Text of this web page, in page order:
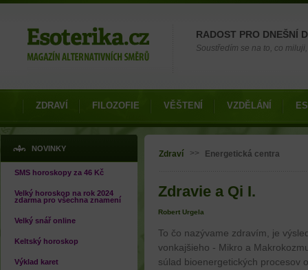
RADOST PRO DNEŠNÍ
Soustředím se na to, co
ZDRAVÍ FILOZOFIE VĚŠTENÍ VZDĚLÁNÍ
NOVINKY
SMS horoskopy za 46 Kč
Velký horoskop na rok 2024
zdarma pro všechna znamení
Velký snář online
Keltský horoskop
Výklad karet
Jste zde
Zdraví >> Energetická centra
Zdravie a Qi I.
Robert Urgela
To čo nazývame zdravím, je
vonkajšieho - Mikro a
súlad bioenergetických procesov